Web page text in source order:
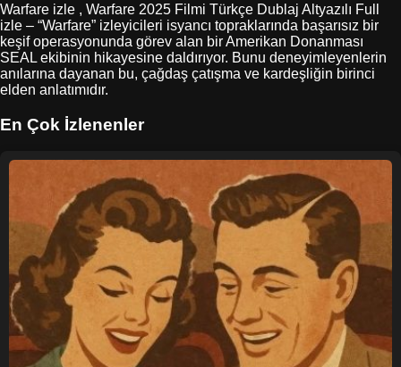
Warfare izle , Warfare 2025 Filmi Türkçe Dublaj Altyazılı Full
izle – “Warfare” izleyicileri isyancı topraklarında başarısız bir
keşif operasyonunda görev alan bir Amerikan Donanması
SEAL ekibinin hikayesine daldırıyor. Bunu deneyimleyenlerin
anılarına dayanan bu, çağdaş çatışma ve kardeşliğin birinci
elden anlatımıdır.
En Çok İzlenenler